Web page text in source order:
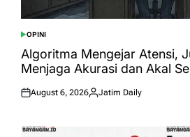
POSTED
IN
OPINI
Algoritma Mengejar Atensi,
Menjaga Akurasi dan Akal
Posted
August 6, 2026
Posted
Jatim Daily